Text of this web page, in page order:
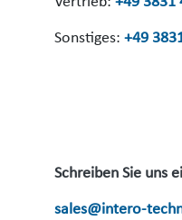
Sonstiges: +49
Schreiben Sie uns
sales@intero-